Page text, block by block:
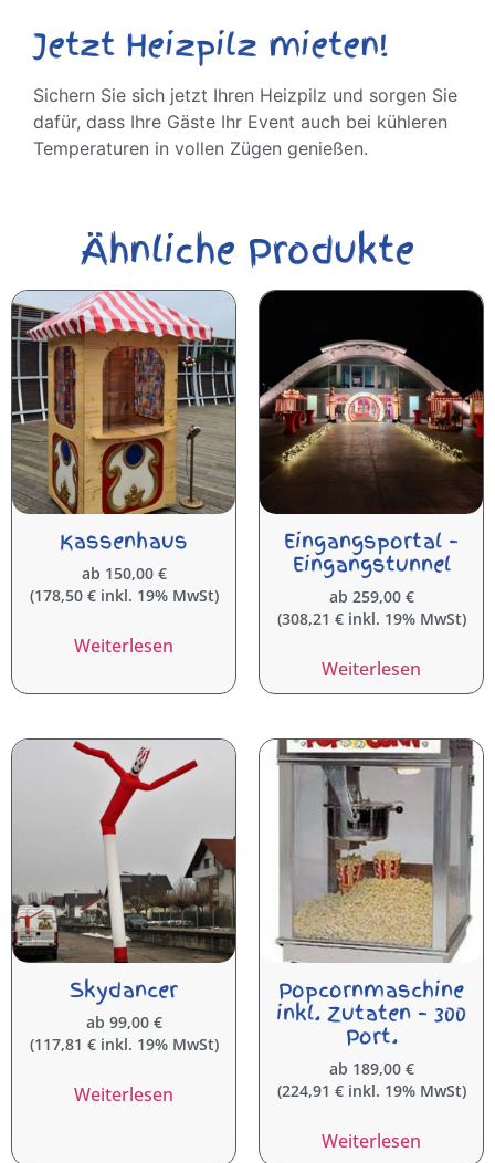
Jetzt Heizpilz mieten!
Sichern Sie sich jetzt Ihren Heizpilz und sorgen Sie
dafür, dass Ihre Gäste Ihr Event auch bei kühleren
Temperaturen in vollen Zügen genießen.
Ähnliche Produkte
Kassenhaus
ab 150,00 €
(178,50 €inkl. 19% MwSt)
Weiterlesen
Eingangsportal –
Eingangstunnel
ab 259,00 €
(308,21 €inkl. 19% MwSt)
Weiterlesen
Skydancer
ab 99,00 €
(117,81 €inkl. 19% MwSt)
Weiterlesen
Popcornmaschine
inkl. Zutaten – 300
Port.
ab 189,00 €
(224,91 €inkl. 19% MwSt)
Weiterlesen